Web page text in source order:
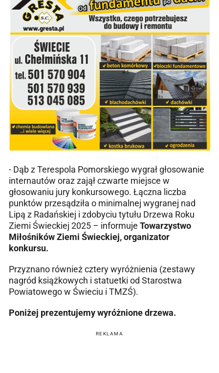
- Dąb z Terespola Pomorskiego wygrał głosowanie
internautów oraz zajął czwarte miejsce w
głosowaniu jury konkursowego. Łączna liczba
punktów przesądziła o minimalnej wygranej nad
Lipą z Radańskiej i zdobyciu tytułu Drzewa Roku
Ziemi Świeckiej 2025 – informuje Towarzystwo
Miłośników Ziemi Świeckiej, organizator
konkursu.
Przyznano również cztery wyróżnienia (zestawy
nagród książkowych i statuetki od Starostwa
Powiatowego w Świeciu i TMZŚ).
Poniżej prezentujemy wyróżnione drzewa.
REKLAMA